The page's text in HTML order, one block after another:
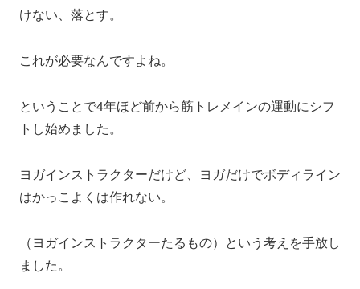
けない、落とす。
これが必要なんですよね。
ということで4年ほど前から筋トレメインの運動にシフ
トし始めました。
ヨガインストラクターだけど、ヨガだけでボディライン
はかっこよくは作れない。
（ヨガインストラクターたるもの）という考えを手放し
ました。